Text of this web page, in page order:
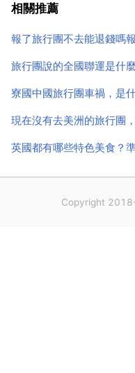
部原因。但是無論怎樣
有全責，會有賠償，或
相關規定就是...
相關推薦
旅行團說的全國聯運是什
寮國中國旅行團車禍，是
現在沒有去美洲的旅行團
Copyright